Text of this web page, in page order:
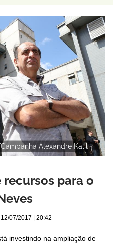
Alexandre Kalil
para o
12/07/2017 | 20:42
investindo na ampliação de